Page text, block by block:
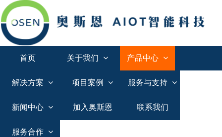
首页 关于我们 产品中心
解决方案 项目案例 服务与支持
新闻中心 加入奥斯恩 联系我们
服务合作